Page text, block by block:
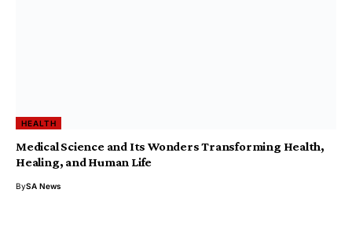
HEALTH
Medical Science and Its Wonders Transforming Health,
Healing, and Human Life
BySA News